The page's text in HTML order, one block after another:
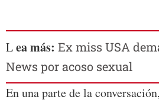
Lea más: Ex miss USA
News por acoso sexual
En una parte de la